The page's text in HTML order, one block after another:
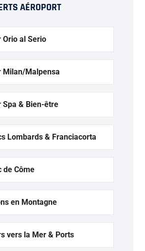
AÉROPORT
Orio al Serio
Milan/Malpensa
Spa & Bien-être
Lombards & Franciacorta
de Côme
en Montagne
vers la Mer & Ports